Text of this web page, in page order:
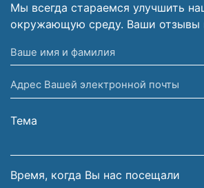
Мы всегда стараемся улучшить
окружающую среду. Ваши отзывы
Ваше
имя
и
фамилия
Адрес
Вашей
электронной
Тема
Время, когда Вы нас посещали